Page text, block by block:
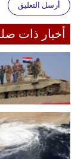
أرسل التعليق
أخبار ذات